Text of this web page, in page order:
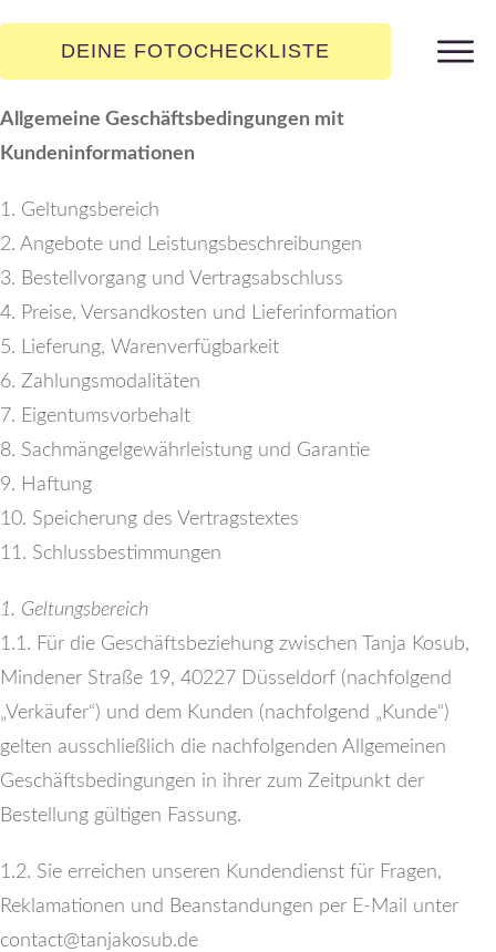
DEINE FOTOCHECKLISTE
Allgemeine Geschäftsbedingungen mit
Kundeninformationen
1. Geltungsbereich
2. Angebote und Leistungsbeschreibungen
3. Bestellvorgang und Vertragsabschluss
4. Preise, Versandkosten und Lieferinformation
5. Lieferung, Warenverfügbarkeit
6. Zahlungsmodalitäten
7. Eigentumsvorbehalt
8. Sachmängelgewährleistung und Garantie
9. Haftung
10. Speicherung des Vertragstextes
11. Schlussbestimmungen
1. Geltungsbereich
1.1. Für die Geschäftsbeziehung zwischen Tanja Kosub,
Mindener Straße 19, 40227 Düsseldorf (nachfolgend
„Verkäufer“) und dem Kunden (nachfolgend „Kunde“)
gelten ausschließlich die nachfolgenden Allgemeinen
Geschäftsbedingungen in ihrer zum Zeitpunkt der
Bestellung gültigen Fassung.
1.2. Sie erreichen unseren Kundendienst für Fragen,
Reklamationen und Beanstandungen per E-Mail unter
contact@tanjakosub.de